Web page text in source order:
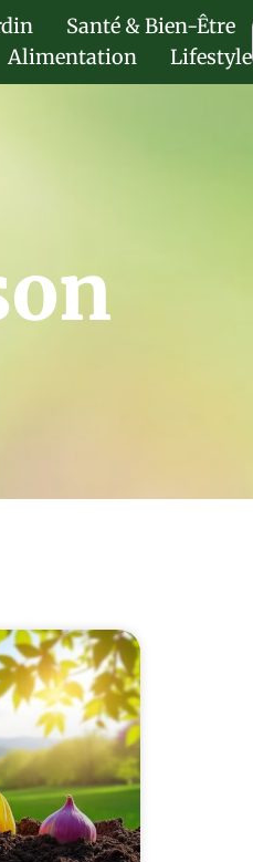
Santé & Bien-Être
Alimentation
Lifestyle